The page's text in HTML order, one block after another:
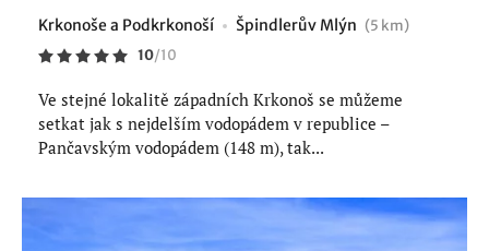
Krkonoše a Podkrkonoší Špindlerův Mlýn (5 km)
10/10
Ve stejné lokalitě západních Krkonoš se můžeme
setkat jak s nejdelším vodopádem v republice –
Pančavským vodopádem (148 m), tak...